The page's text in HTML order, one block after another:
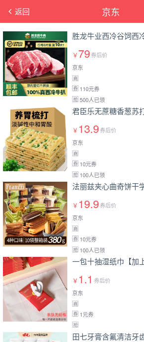
京东
返回
￥79券后价
京东
商
券 110元券
抢 500人已领
￥ 13.9券后价
京东
商
券 10元券
抢 100人已领
￥ 19.9券后价
京东
商
券 10元券
抢 100人已领
￥ 1.1 券后价
京东
商
券 1元券
抢